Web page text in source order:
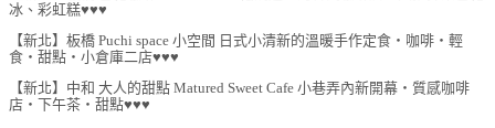
冰、彩虹糕♥♥♥
【新北】板橋 Puchi space 小空間 日式小清新的溫暖手作定食‧咖啡‧輕
食‧甜點‧小倉庫二店♥♥♥
【新北】中和 大人的甜點 Matured Sweet Cafe 小巷弄內新開幕‧質感咖啡
店‧下午茶‧甜點♥♥♥